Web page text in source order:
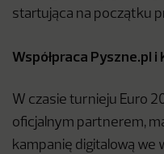
startująca na początku
Współpraca Pyszne.pl i
W czasie turnieju Euro
oficjalnym partnerem,
kampanię digitalową we